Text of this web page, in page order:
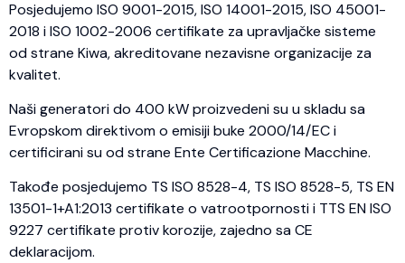
Posjedujemo ISO 9001-2015, ISO 14001-2015, ISO 45001-
2018 i ISO 1002-2006 certifikate za upravljačke sisteme
od strane Kiwa, akreditovane nezavisne organizacije za
kvalitet.
Naši generatori do 400 kW proizvedeni su u skladu sa
Evropskom direktivom o emisiji buke 2000/14/EC i
certificirani su od strane Ente Certificazione Macchine.
Takođe posjedujemo TS ISO 8528-4, TS ISO 8528-5, TS EN
13501-1+A1:2013 certifikate o vatrootpornosti i TTS EN ISO
9227 certifikate protiv korozije, zajedno sa CE
deklaracijom.